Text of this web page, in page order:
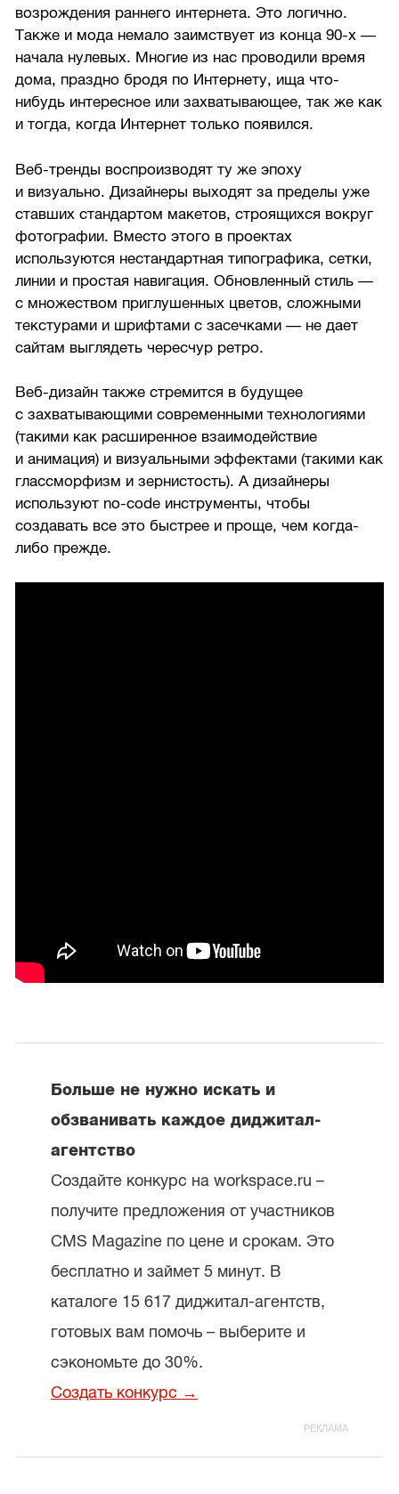
возрождения раннего интернета. Это логично.
Также и мода немало заимствует из конца90-х —
начала нулевых. Многие из нас проводили время
дома, праздно бродя по Интернету, ища что-
нибудь интересное или захватывающее, так же как
и тогда, когда Интернет только появился.
Веб-тренды воспроизводят ту же эпоху
и визуально. Дизайнеры выходят за пределы уже
ставших стандартом макетов, строящихся вокруг
фотографии. Вместо этого в проектах
используются нестандартная типографика, сетки,
линии и простая навигация. Обновленный стиль —
с множеством приглушенных цветов, сложными
текстурами и шрифтами с засечками — не дает
сайтам выглядеть чересчур ретро.
Веб-дизайн также стремится в будущее
с захватывающими современными технологиями
(такими как расширенное взаимодействие
и анимация) и визуальными эффектами (такими как
глассморфизм и зернистость). А дизайнеры
используют no-code инструменты, чтобы
создавать все это быстрее и проще, чем когда-
либо прежде.
Больше не нужно искать и
обзванивать каждое диджитал-
агентство
Создайте конкурс на workspace.ru –
получите предложения от участников
CMS Magazine по цене и срокам. Это
бесплатно и займет 5 минут. В
каталоге 15 617 диджитал-агентств,
готовых вам помочь – выберите и
сэкономьте до 30%.
Создать конкурс →